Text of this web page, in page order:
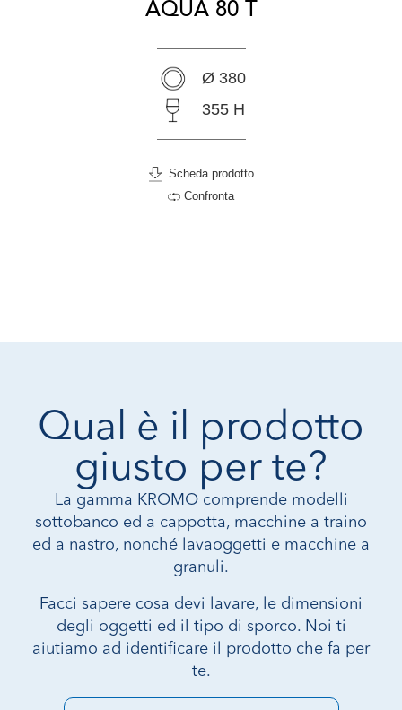
AQUA 80 T
Ø 380
355 H
Scheda prodotto
Confronta
Qual è il prodotto
giusto per te?
La gamma KROMO comprende modelli
sottobanco ed a cappotta, macchine a traino
ed a nastro, nonché lavaoggetti e macchine a
granuli.
Facci sapere cosa devi lavare, le dimensioni
degli oggetti ed il tipo di sporco. Noi ti
aiutiamo ad identificare il prodotto che fa per
te.